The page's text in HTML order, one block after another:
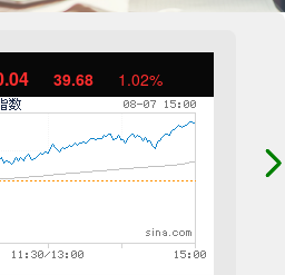
39.68 1.02%